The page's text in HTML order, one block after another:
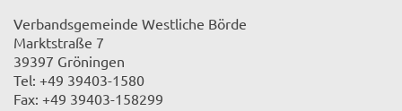
Verbandsgemeinde Westliche Börde
Marktstraße 7
39397 Gröningen
Tel: +49 39403-1580
Fax: +49 39403-158299